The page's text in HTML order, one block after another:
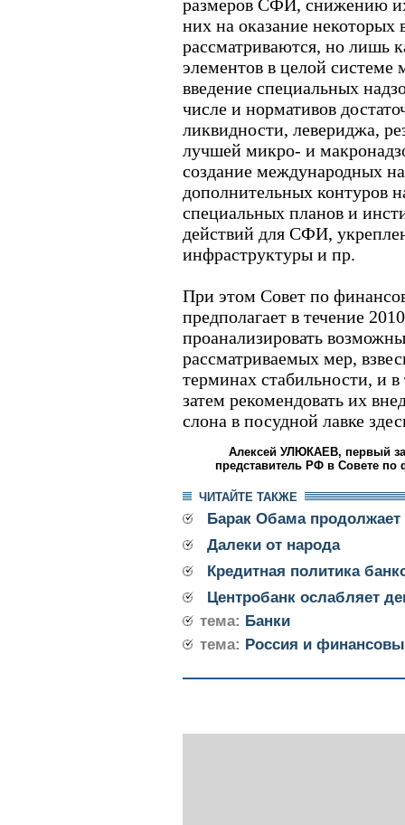
размеров СФИ, снижению
них на оказание некоторых
рассматриваются, но лишь
элементов в целой
введение специальных
числе и нормативов
ликвидности, левериджа,
лучшей микро- и
создание международных
дополнительных контуров
специальных планов и
действий для СФИ,
инфраструктуры и пр.
При этом Совет по
предполагает в течение
проанализировать
рассматриваемых мер,
терминах стабильности, и
затем рекомендовать их
слона в посудной лавке
Алексей УЛЮКАЕВ, первый
представитель РФ в Совете по
ЧИТАЙТЕ ТАКЖЕ
Барак Обама продолжает
Далеки от народа
Кредитная политика
Центробанк ослабляет
тема: Банки
тема: Россия и